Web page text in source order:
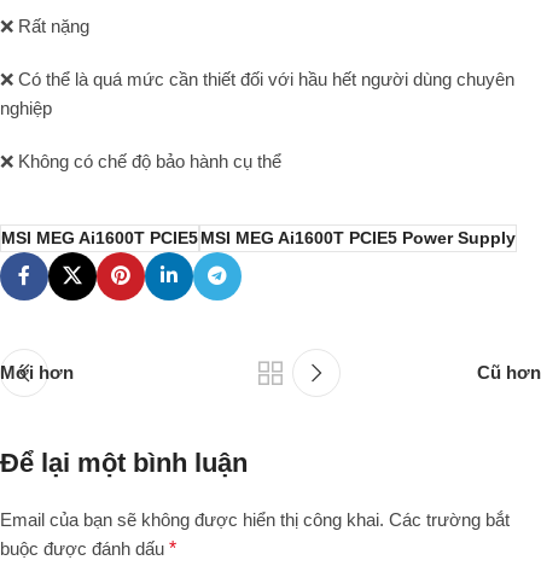
❌ Rất nặng
❌ Có thể là quá mức cần thiết đối với hầu hết người dùng chuyên
nghiệp
❌ Không có chế độ bảo hành cụ thể
MSI MEG Ai1600T PCIE5MSI MEG Ai1600T PCIE5 Power Supply
Mới hơn Cũ hơn
Để lại một bình luận
Email của bạn sẽ không được hiển thị công khai. Các trường bắt
buộc được đánh dấu *